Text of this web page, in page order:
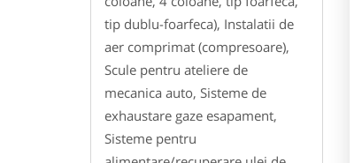
tip dublu-foarfeca), Instalatii de
aer comprimat (compresoare),
Scule pentru ateliere de
mecanica auto, Sisteme de
exhaustare gaze esapament,
Sisteme pentru